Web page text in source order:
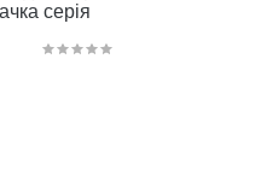
серія